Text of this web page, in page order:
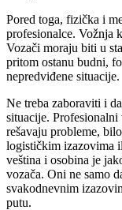
Pored toga, fizička i
profesionalce. Vožnja
Vozači moraju biti u
pritom ostanu budni,
nepredviđene situacije.
Ne treba zaboraviti i
situacije.
rešavaju probleme,
logističkim izazovima
veština i osobina je
vozača. Oni ne samo
svakodnevnim
putu.